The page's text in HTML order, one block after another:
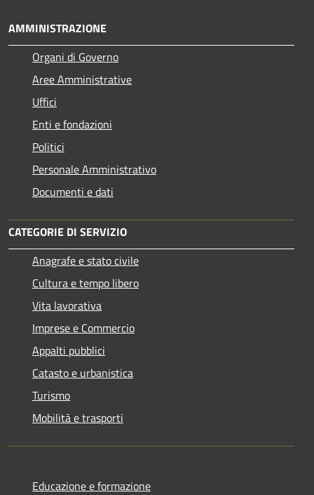
AMMINISTRAZIONE
Organi di Governo
Aree Amministrative
Uffici
Enti e fondazioni
Politici
Personale Amministrativo
Documenti e dati
CATEGORIE DI SERVIZIO
Anagrafe e stato civile
Cultura e tempo libero
Vita lavorativa
Imprese e Commercio
Appalti pubblici
Catasto e urbanistica
Turismo
Mobilità e trasporti
Educazione e formazione